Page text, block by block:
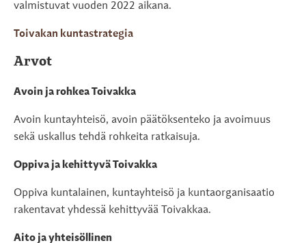
valmistuvat vuoden 2022 aikana.
Toivakan kuntastrategia
Arvot
Avoin ja rohkea Toivakka
Avoin kuntayhteisö, avoin päätöksenteko ja avoimuus
sekä uskallus tehdä rohkeita ratkaisuja.
Oppiva ja kehittyvä Toivakka
Oppiva kuntalainen, kuntayhteisö ja kuntaorganisaatio
rakentavat yhdessä kehittyvää Toivakkaa.
Aito ja yhteisöllinen